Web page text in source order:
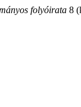
folyóirata 8